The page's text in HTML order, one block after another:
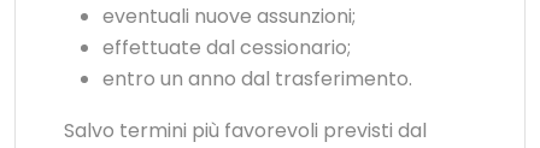
eventuali nuove assunzioni;
effettuate dal cessionario;
entro un anno dal trasferimento.
Salvo termini più favorevoli previsti dal